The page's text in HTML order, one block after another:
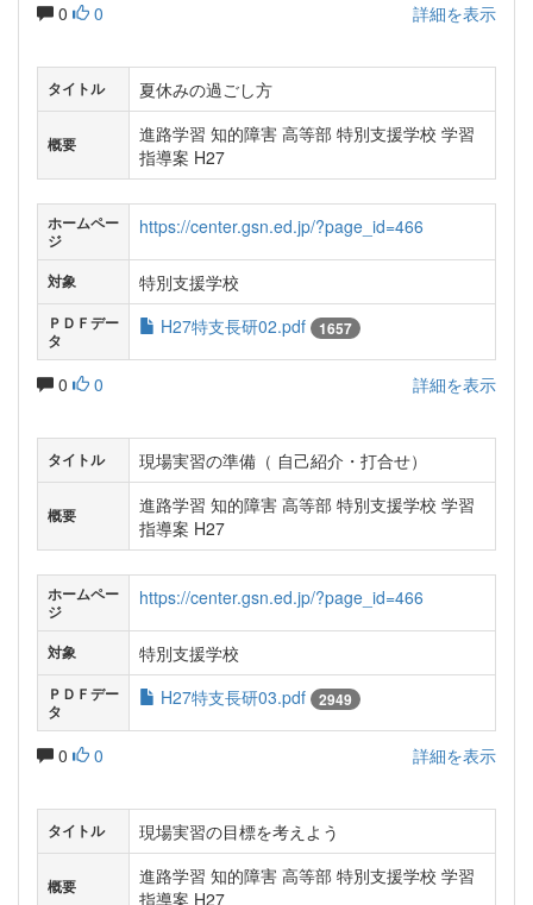
0 0 詳細を表示
タイトル 夏休みの過ごし方
概要
進路学習 知的障害 高等部 特別支援学校 学習
指導案 H27
ホームペー
ジ
https://center.gsn.ed.jp/?page_id=466
対象 特別支援学校
ＰＤＦデー
タ
H27特支長研02.pdf 1657
0 0 詳細を表示
タイトル 現場実習の準備（ 自己紹介・打合せ）
概要
進路学習 知的障害 高等部 特別支援学校 学習
指導案 H27
ホームペー
ジ
https://center.gsn.ed.jp/?page_id=466
対象 特別支援学校
ＰＤＦデー
タ
H27特支長研03.pdf 2949
0 0 詳細を表示
タイトル 現場実習の目標を考えよう
概要
進路学習 知的障害 高等部 特別支援学校 学習
指導案 H27